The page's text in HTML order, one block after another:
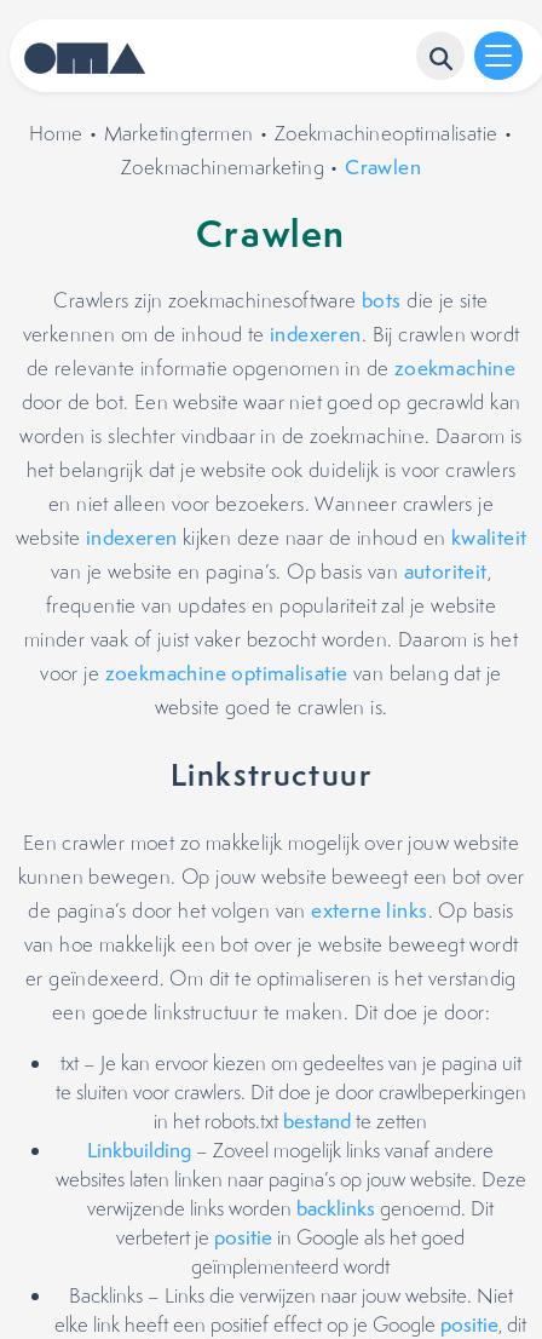
Home • Marketingtermen • Zoekmachineoptimalisatie •
Zoekmachinemarketing •Crawlen
Crawlen
Crawlers zijn zoekmachinesoftware bots die je site
verkennen om de inhoud te indexeren. Bij crawlen wordt
de relevante informatie opgenomen in de zoekmachine
door de bot. Een website waar niet goed op gecrawld kan
worden is slechter vindbaar in de zoekmachine. Daarom is
het belangrijk dat je website ook duidelijk is voor crawlers
en niet alleen voor bezoekers. Wanneer crawlers je
website indexeren kijken deze naar de inhoud en kwaliteit
van je website en pagina’s. Op basis van autoriteit,
frequentie van updates en populariteit zal je website
minder vaak of juist vaker bezocht worden. Daarom is het
voor je zoekmachine optimalisatie van belang dat je
website goed te crawlen is.
Linkstructuur
Een crawler moet zo makkelijk mogelijk over jouw website
kunnen bewegen. Op jouw website beweegt een bot over
de pagina’s door het volgen vanexterne links. Op basis
van hoe makkelijk een bot over je website beweegt wordt
er geïndexeerd. Om dit te optimaliseren is het verstandig
een goede linkstructuur te maken. Dit doe je door:
txt – Je kan ervoor kiezen om gedeeltes van je pagina uit
te sluiten voor crawlers. Dit doe je door crawlbeperkingen
in het robots.txtbestandte zetten
Linkbuilding – Zoveel mogelijk links vanaf andere
websites laten linken naar pagina’s op jouw website. Deze
verwijzende links worden backlinks genoemd. Dit
verbetert je positie in Google als het goed
geïmplementeerd wordt
Backlinks – Links die verwijzen naar jouw website. Niet
elke link heeft een positief effect op je Google positie, dit